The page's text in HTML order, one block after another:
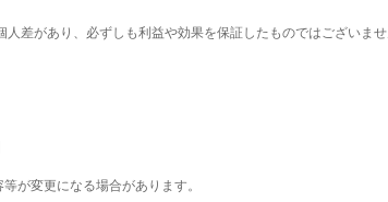
差があり、必ずしも利益や効果を保証したものではございませ
が変更になる場合があります。